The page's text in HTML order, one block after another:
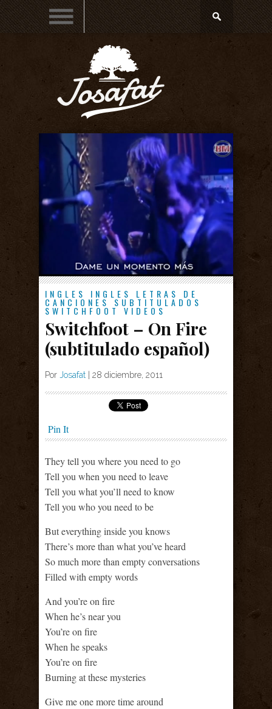
INGLES INGLES LETRAS DE
CANCIONES SUBTITULADOS
SWITCHFOOT VIDEOS
Switchfoot – On Fire
(subtitulado español)
Por Josafat 28 diciembre, 2011
Pin It
They tell you where you need to go
Tell you when you need to leave
Tell you what you’ll need to know
Tell you who you need to be
But everything inside you knows
There’s more than what you’ve heard
So much more than empty conversations
Filled with empty words
And you’re on fire
When he’s near you
You’re on fire
When he speaks
You’re on fire
Burning at these mysteries
Give me one more time around